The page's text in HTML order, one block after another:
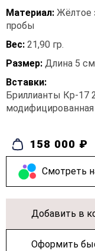
Материал: Жёлтое
пробы
Вес: 21,90 гр.
Размер: Длина 5
Вставки:
Бриллианты Кр-17
158 000 ₽
Cмотреть
Добавить в
Оформить